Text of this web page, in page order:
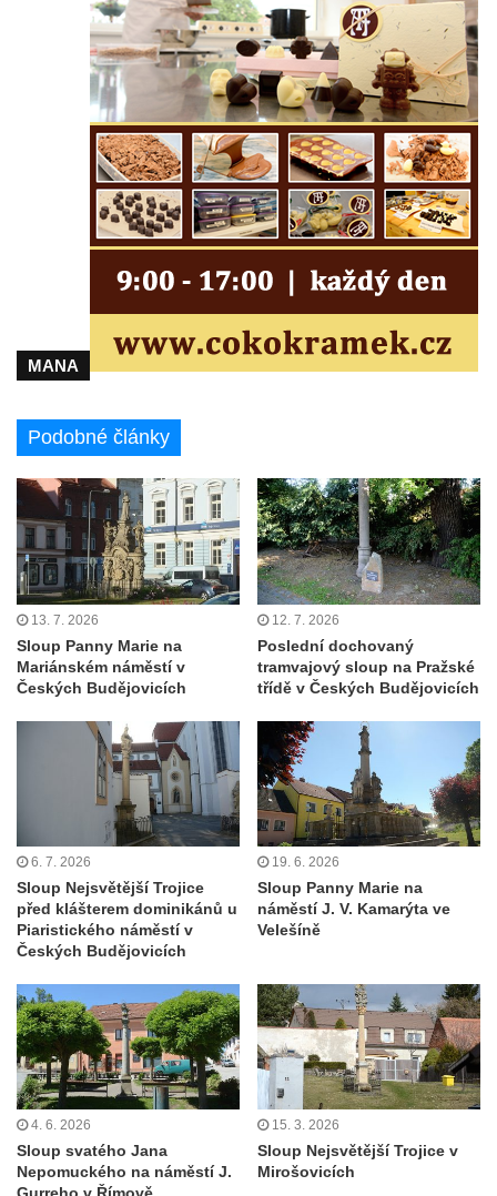
Budějovicích
Socha žáby u rybníčku na Náměstí v
Kamenném Újezdě
Pamětní kámen družebních obcí Kamenný
Újezd a Krauchthal v parku na Náměstí v
Kamenném Újezdě
Socha na náměstí J. V. Kamarýta ve
Velešíně
Velešíně
Pamětní deska arcibiskupa Micara ve
vstupu do poutního místa Římov
Liberci
Pamětní deska Vojtěcha Kocmicha na
domě čp. 37 v ulici Betlém v Římově
Pomník na paměť zrušení roboty v Plavu
Socha vodníka v Plavu
Socha svatého Jana Nepomuckého v
Třebušíně
Pamětní deska Johanna Nepomuka
Fischera na domě čp. 5/16 na třídě 9.
Pamětní deska Johanna Neumanna
severně od Tokáně
Obrázek svatého Huberta na buku svatého
Huberta
Obrázek svatého Jakuba na skále u cesty
východně od Srbské Kamenice
Busta Jana Amose Komenského na domě
čp. 37 v Račicích
Socha ležícího koně v Sadech
Československé armády v Teplicích
Socha Medvídě v Tierpark Chemnitz
Sochy Ležící žena v Tierpark Chemnitz
Sochy Ptáci v Tierpark Chemnitz
Socha Skupina jeřábů v Tierpark Chemnitz
MANA
Podobné články
13. 7. 2026
Sloup Panny Marie na
Mariánském náměstí v
Českých Budějovicích
12. 7. 2026
Poslední dochovaný
tramvajový sloup na Pražské
třídě v Českých Budějovicích
6. 7. 2026
Sloup Nejsvětější Trojice
před klášterem dominikánů u
Piaristického náměstí v
Českých Budějovicích
19. 6. 2026
Sloup Panny Marie na
náměstí J. V. Kamarýta ve
Velešíně
4. 6. 2026
Sloup svatého Jana
Nepomuckého na náměstí J.
15. 3. 2026
Sloup Nejsvětější Trojice v
Mirošovicích